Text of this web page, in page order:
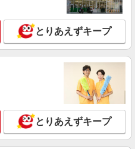
詳細を見る
グループホームで家事や生活の
〜2250円 ＜日払い有/週払い有/交
最寄駅：誉田駅】
詳細を見る
とりあえずキープ
とりあえずキープ